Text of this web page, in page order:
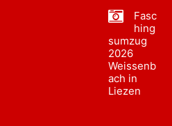
Fasc
hing
sumzug
2026
Weissenb
ach in
Liezen